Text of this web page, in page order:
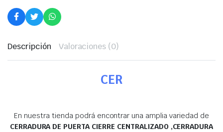
Descripción Valoraciones (0)
CER
En nuestra tienda podrá encontrar una amplia variedad de
CERRADURA DE PUERTA CIERRE CENTRALIZADO ,CERRADURA